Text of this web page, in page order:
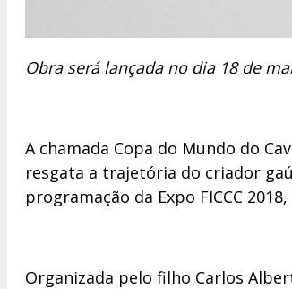
Obra será lançada no dia 18 de
A chamada Copa do Mundo do
resgata a trajetória do criador
programação da Expo FICCC 2018,
Organizada pelo filho Carlos